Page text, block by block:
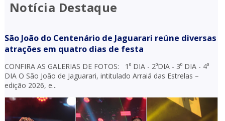
Notícia Destaque
São João do Centenário de Jaguarari reúne diversas
CONFIRA AS GALERIAS DE FOTOS: 1⁰ DIA - 2⁰DIA - 3⁰ DIA - 4⁰
DIA O São João de Jaguarari, intitulado Arraiá das Estrelas –
edição 2026, e...